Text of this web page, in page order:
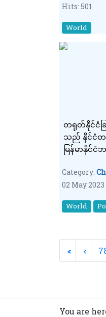
Hits: 501
World
တရုတ်နိုင်ငံခြ
သည် နိုင်ငံတ
မြန်မာနိုင်
ဖြစ်ကြောင်
နိုင်ငံခြားရေ
Category:
02 May 2023
World
You are